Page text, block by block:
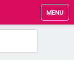
MENU